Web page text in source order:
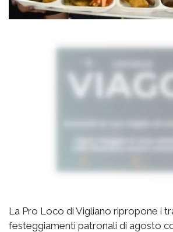
La Pro Loco di Vigliano ripropone i
festeggiamenti patronali di agosto